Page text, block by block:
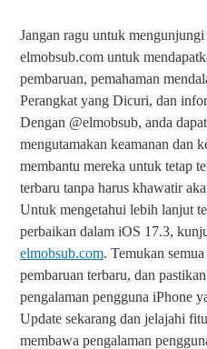
Jangan ragu untuk
elmobsub.com untuk
pembaruan, pemahaman
Perangkat yang Dicuri, dan
Dengan @elmobsub, anda
mengutamakan keamanan dan
membantu mereka untuk tetap
terbaru tanpa harus khawatir
Untuk mengetahui lebih lanjut
perbaikan dalam iOS 17.3,
elmobsub.com. Temukan
pembaruan terbaru, dan
pengalaman pengguna iPhone
Update sekarang dan jelajahi
membawa pengalaman